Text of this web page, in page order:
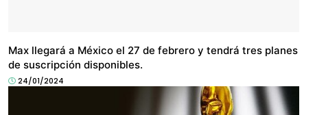
Max llegará a México el 27 de febrero y tendrá tres planes
de suscripción disponibles.
24/01/2024